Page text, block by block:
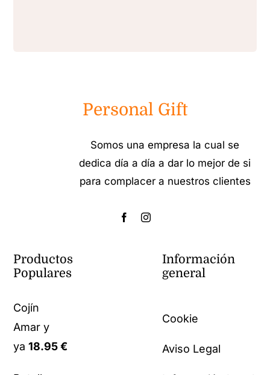
Personal Gift
Somos una empresa la cual se
dedica día a día a dar lo mejor de si
para complacer a nuestros clientes
Productos
Populares
Cojín
Amar y
ya 18.95€
Información
general
Cookie
Aviso Legal